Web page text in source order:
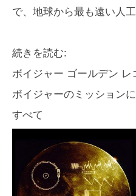
で、地球から最も遠い人工
続きを読む:
ボイジャー ゴールデン レ
ボイジャーのミッション
すべて